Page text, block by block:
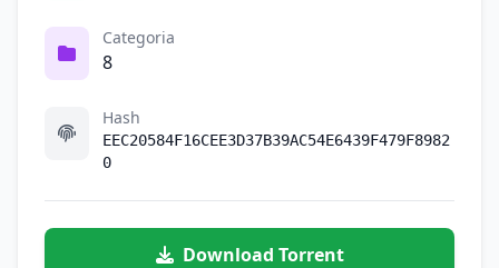
Categoria
8
Hash
EEC20584F16CEE3D37B39AC54E6439F479F8982
0
Download Torrent